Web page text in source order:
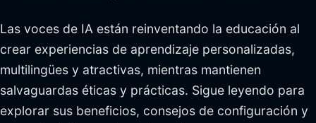
Las voces de IA están reinventando la educación al
crear experiencias de aprendizaje personalizadas,
multilingües y atractivas, mientras mantienen
salvaguardas éticas y prácticas. Sigue leyendo para
explorar sus beneficios, consejos de configuración y